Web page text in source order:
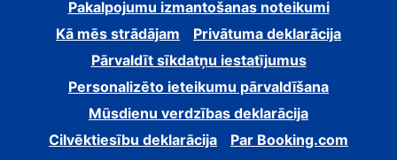
Pakalpojumu izmantošanas noteikumi
Kā mēs strādājam
Privātuma deklarācija
Pārvaldīt sīkdatņu iestatījumus
Personalizēto ieteikumu pārvaldīšana
Mūsdienu verdzības deklarācija
Cilvēktiesību deklarācija
Par Booking.com